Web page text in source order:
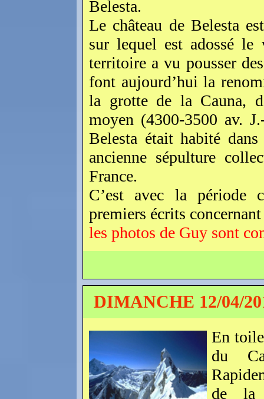
Belesta.
Le château de Belesta
sur lequel est adossé
territoire a vu pousser
font aujourd’hui la
la grotte de la Cauna,
moyen (4300-3500 av.
Belesta était habité
ancienne sépulture
France.
C’est avec la période
premiers écrits
les photos de Guy sont
DIMANCHE 12/04/
En
du
de la